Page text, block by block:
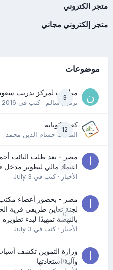
متجر الكتروني
متجر إلكتروني مجاني
موضوعات
3
مطلوب لمركز تدريب
نرمين سالم· كتب في 2016
12
كعب كوباية
المدرب حسام الدين محمد·
0
مصر - بعد طلب النائب
اعتماد مالي لتطوير مدخل
الأخبار· كتب في July 3
0
مصر - بحضور أعضاء مكتب
لجنة تعاين طريقي قرية
بالنهضة تمهيدًا لبدء تطويره
الأخبار· كتب في July 3
0
وزارة التموين تكشف أسباب
وآلية استعادتها